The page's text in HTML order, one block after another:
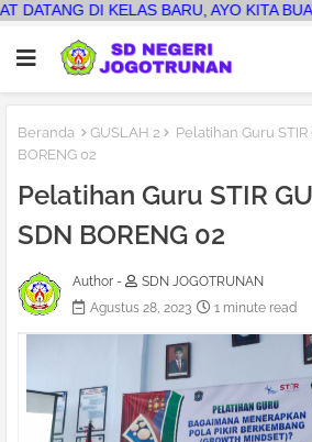
BUAT PENUH PRESTASI
Beranda GUSLAH 2
Pelatihan Guru STIR
BORENG 02
Pelatihan Guru STIR
SDN BORENG 02
Author -
SDN JOGOTRUNAN
Agustus 28, 2023
1 minute read